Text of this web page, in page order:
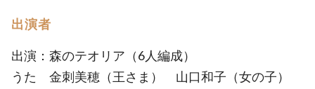
出演者
出演：森のテオリア（6人編成）
うた 金刺美穂（王さま） 山口和子（女の子）